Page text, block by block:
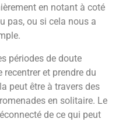
en notant à coté
pas, ou si cela nous a
périodes de doute
et prendre du
peut être à travers des
en solitaire. Le
de ce qui peut